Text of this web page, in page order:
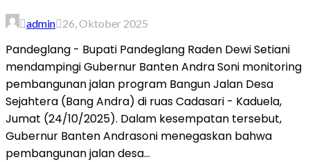
admin 26, Oktober 2025
Pandeglang - Bupati Pandeglang Raden Dewi Setiani
mendampingi Gubernur Banten Andra Soni monitoring
pembangunan jalan program Bangun Jalan Desa
Sejahtera (Bang Andra) di ruas Cadasari - Kaduela,
Jumat (24/10/2025). Dalam kesempatan tersebut,
Gubernur Banten Andrasoni menegaskan bahwa
pembangunan jalan desa...